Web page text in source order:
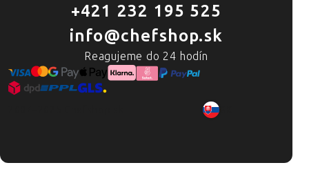
+421 232 195 525
info@chefshop.sk
Reagujeme do 24 hodín